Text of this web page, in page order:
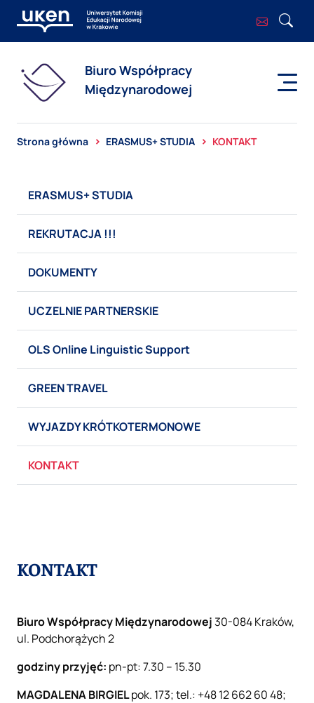
Biuro Współpracy
Międzynarodowej
Strona główna ERASMUS+ STUDIA KONTAKT
ERASMUS+ STUDIA
REKRUTACJA !!!
DOKUMENTY
UCZELNIE PARTNERSKIE
OLS Online Linguistic Support
GREEN TRAVEL
WYJAZDY KRÓTKOTERMONOWE
KONTAKT
KONTAKT
Biuro Współpracy Międzynarodowej30-084 Kraków,
ul. Podchorążych 2
godziny przyjęć: pn-pt: 7.30 – 15.30
MAGDALENA BIRGIELpok. 173; tel.: +48 12 662 60 48;